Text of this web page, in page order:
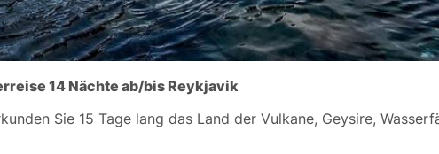
14 Nächte ab/bis Reykjavik
Sie 15 Tage lang das Land der Vulkane, Geysire,